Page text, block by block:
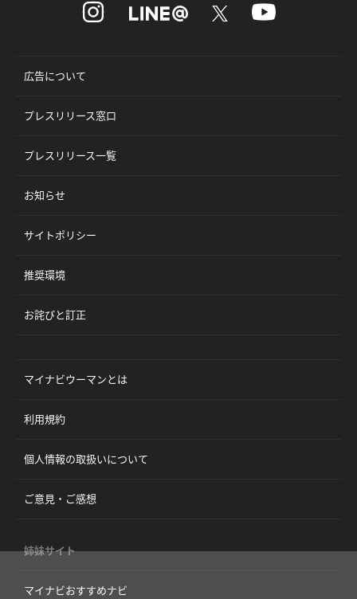
広告について
プレスリリース窓口
プレスリリース一覧
お知らせ
サイトポリシー
推奨環境
お詫びと訂正
マイナビウーマンとは
利用規約
個人情報の取扱いについて
ご意見・ご感想
姉妹サイト
マイナビおすすめナビ